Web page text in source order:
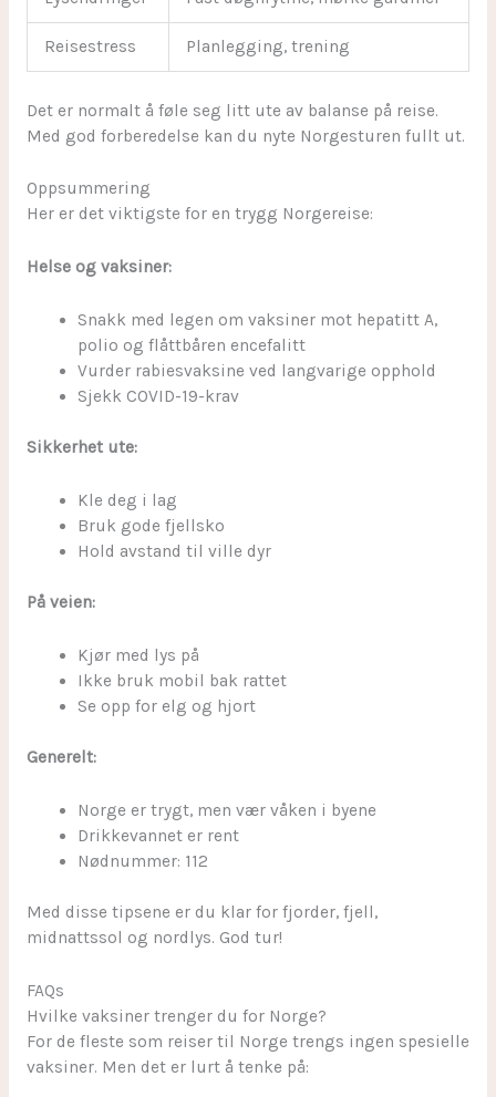
Reisestress Planlegging, trening
Det er normalt å føle seg litt ute av balanse på reise.
Med god forberedelse kan du nyte Norgesturen fullt ut.
Oppsummering
Her er det viktigste for en trygg Norgereise:
Helse og vaksiner:
Snakk med legen om vaksiner mot hepatitt A,
polio og flåttbåren encefalitt
Vurder rabiesvaksine ved langvarige opphold
Sjekk COVID-19-krav
Sikkerhet ute:
Kle deg i lag
Bruk gode fjellsko
Hold avstand til ville dyr
På veien:
Kjør med lys på
Ikke bruk mobil bak rattet
Se opp for elg og hjort
Generelt:
Norge er trygt, men vær våken i byene
Drikkevannet er rent
Nødnummer: 112
Med disse tipsene er du klar for fjorder, fjell,
midnattssol og nordlys. God tur!
FAQs
Hvilke vaksiner trenger du for Norge?
For de fleste som reiser til Norge trengs ingen spesielle
vaksiner. Men det er lurt å tenke på: